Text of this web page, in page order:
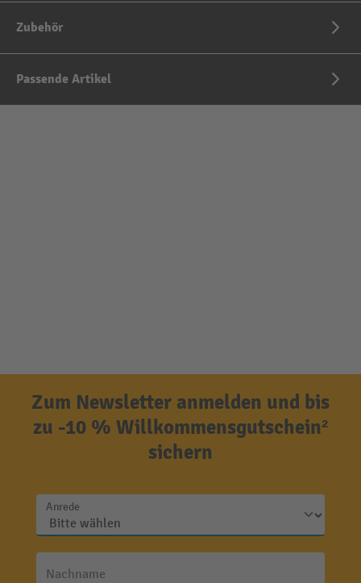
Zubehör
Passende Artikel
Zum Newsletter anmelden und bis
zu -10 % Willkommensgutschein²
sichern
Anrede
Nachname